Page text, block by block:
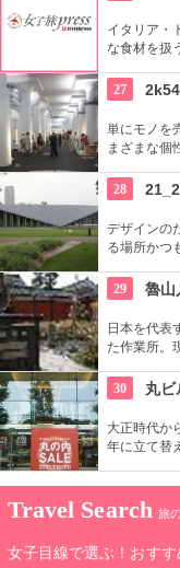
イタリア・
な食材を扱
堪能する
27
単にモノを
まざまな個
ワークショ
28
デザインの
る場所かつ
29
魯山
日本を代表
た作業所。
ます。
30 丸ビ
大正時代か
年に立て替
ストランま
Travel Search 旅
女子目線で選ぶ！おす